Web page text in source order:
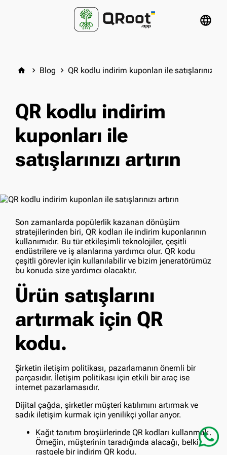
language
home keyboard_arrow_right Blog keyboard_arrow_right QR kodlu indirim kuponları ile satışlarınızı
QR kodlu indirim
kuponları ile
satışlarınızı artırın
Son zamanlarda popülerlik kazanan dönüşüm
stratejilerinden biri, QR kodları ile indirim kuponlarının
kullanımıdır. Bu tür etkileşimli teknolojiler, çeşitli
endüstrilere ve iş alanlarına yardımcı olur. QR kodu
çeşitli görevler için kullanılabilir ve bizim jeneratörümüz
bu konuda size yardımcı olacaktır.
Ürün satışlarını
artırmak için QR
kodu.
Şirketin iletişim politikası, pazarlamanın önemli bir
parçasıdır. İletişim politikası için etkili bir araç ise
internet pazarlamasıdır.
Dijital çağda, şirketler müşteri katılımını artırmak ve
sadık iletişim kurmak için yenilikçi yollar arıyor.
Kağıt tanıtım broşürlerinde QR kodları kullanmak.
Örneğin, müşterinin taradığında alacağı, belki
rastgele bir indirim QR kodu.